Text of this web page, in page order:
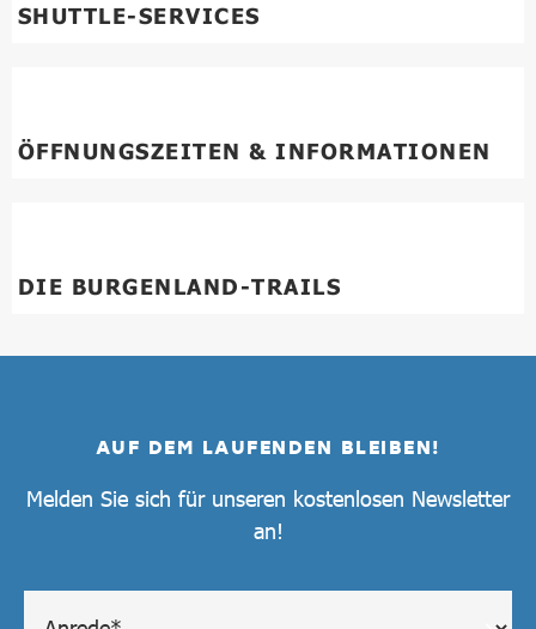
SHUTTLE-SERVICES
ÖFFNUNGSZEITEN & INFORMATIONEN
DIE BURGENLAND-TRAILS
AUF DEM LAUFENDEN BLEIBEN!
Melden Sie sich für unseren kostenlosen Newsletter
an!